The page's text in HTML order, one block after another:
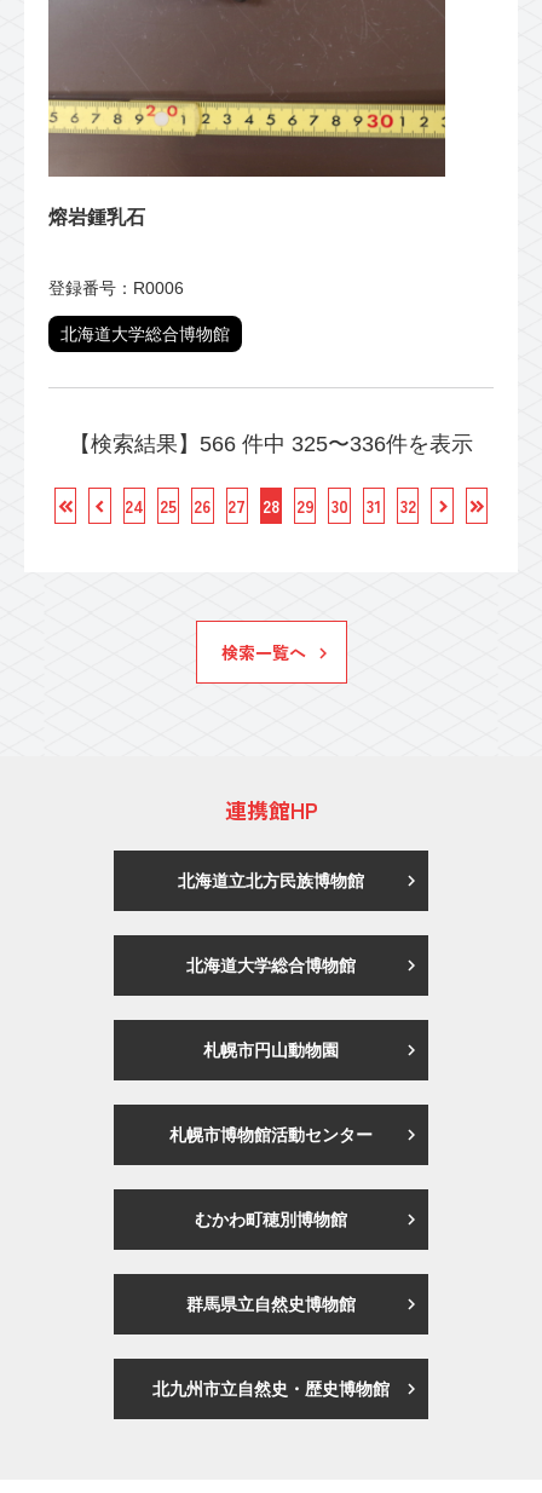
熔岩鍾乳石
登録番号：R0006
北海道大学総合博物館
【検索結果】566 件中 325〜336件を表示
24 25 26 27 28 29 30 31 32
検索一覧へ
連携館HP
北海道立北方民族博物館
北海道大学総合博物館
札幌市円山動物園
札幌市博物館活動センター
むかわ町穂別博物館
群馬県立自然史博物館
北九州市立自然史・歴史博物館